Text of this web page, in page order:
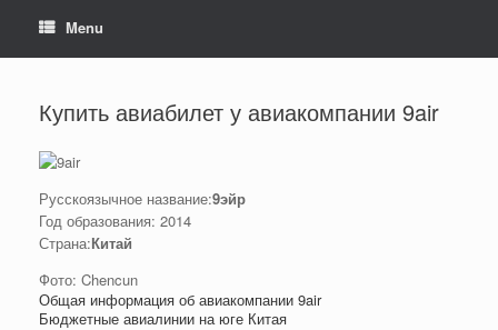
Menu
Купить авиабилет у авиакомпании 9air
Русскоязычное название:9эйр
Год образования: 2014
Страна:Китай
Фото: Chencun
Общая информация об авиакомпании 9air
Бюджетные авиалинии на юге Китая